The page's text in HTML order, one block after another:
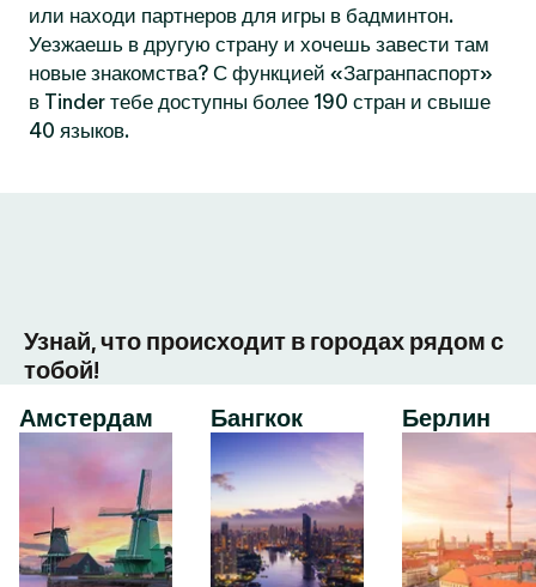
или находи партнеров для игры в бадминтон.
Уезжаешь в другую страну и хочешь завести там
новые знакомства? С функцией «Загранпаспорт»
в Tinder тебе доступны более 190 стран и свыше
40 языков.
Узнай, что происходит в городах рядом с
тобой!
Амстердам
Бангкок Берлин